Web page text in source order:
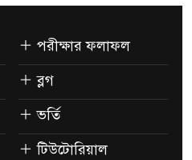
পরীক্ষার ফলাফল
ব্লগ
ভর্তি
টিউটোরিয়াল